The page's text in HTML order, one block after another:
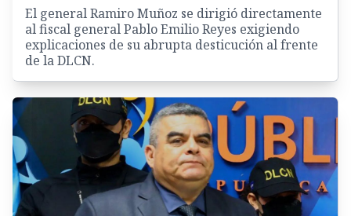
El general Ramiro Muñoz se dirigió directamente
al fiscal general Pablo Emilio Reyes exigiendo
explicaciones de su abrupta desticución al frente
de la DLCN.